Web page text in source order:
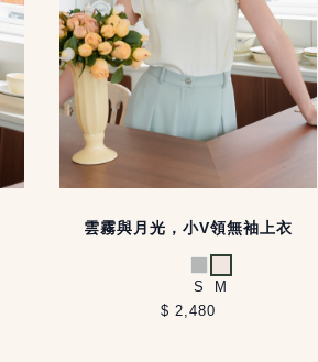
雲霧與月光，小V領無袖上衣
淺灰米白
S
M
$ 2,480